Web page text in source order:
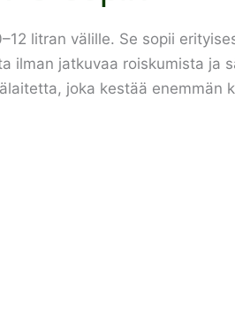
litran välille. Se sopii
ilman jatkuvaa roiskumista ja
joka kestää enemmän